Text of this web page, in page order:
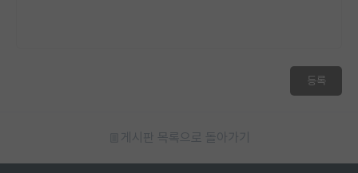
등록
게시판 목록으로 돌아가기